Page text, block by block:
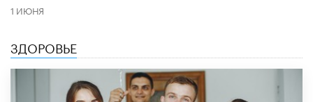
1 ИЮНЯ
ЗДОРОВЬЕ